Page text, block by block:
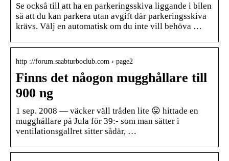
Se också till att ha en parkeringsskiva liggande i bilen
så att du kan parkera utan avgift där parkeringsskiva
krävs. Välj en automatisk om du inte vill behöva …
http ://forum.saabturboclub.com › page2
Finns det nåogon mugghållare till
900 ng
1 sep. 2008 — väcker väll tråden lite 😛 hittade en
mugghållare på Jula för 39:- som man sätter i
ventilationsgallret sitter sådär, …